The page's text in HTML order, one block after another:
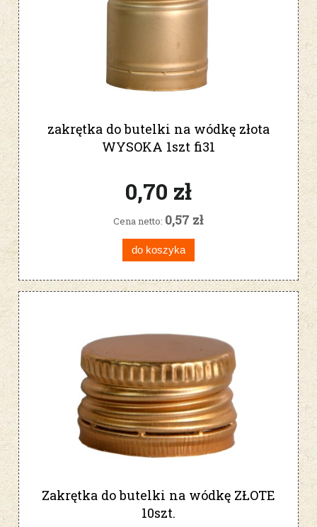
zakrętka do butelki na wódkę złota
WYSOKA 1szt fi31
0,70 zł
Cena netto: 0,57 zł
do koszyka
Zakrętka do butelki na wódkę ZŁOTE
10szt.